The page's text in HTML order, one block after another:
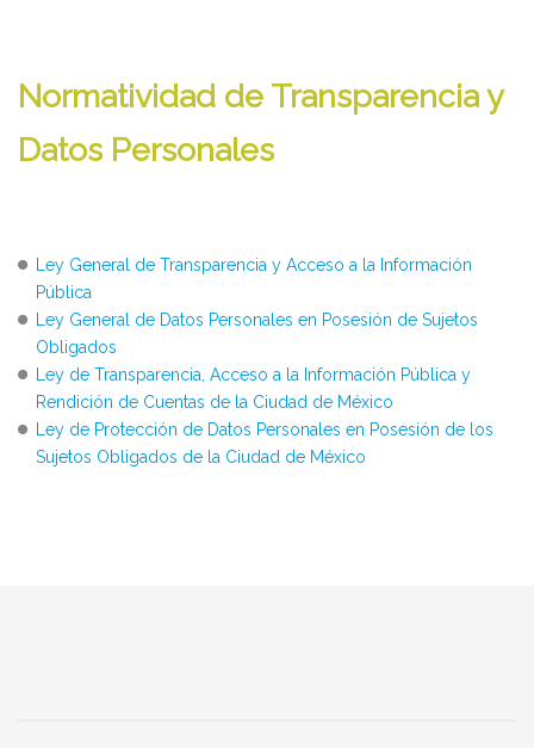
Normatividad de Transparencia y
Datos Personales
Ley General de Transparencia y Acceso a la Información
Pública
Ley General de Datos Personales en Posesión de Sujetos
Obligados
Ley de Transparencia, Acceso a la Información Pública y
Rendición de Cuentas de la Ciudad de México
Ley de Protección de Datos Personales en Posesión de los
Sujetos Obligados de la Ciudad de México